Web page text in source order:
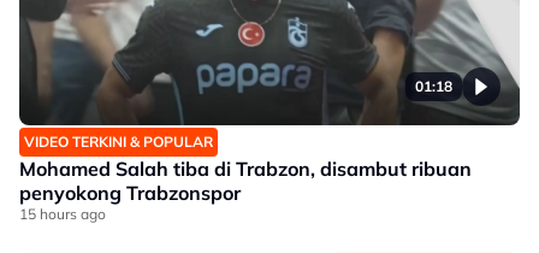
01:18
VIDEO TERKINI & POPULAR
Mohamed Salah tiba di Trabzon, disambut ribuan
penyokong Trabzonspor
15 hours ago